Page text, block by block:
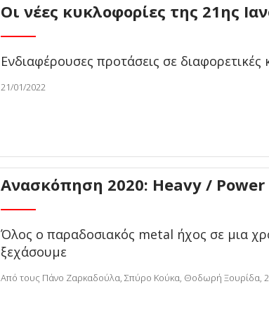
Οι νέες κυκλοφορίες της 21ης
Ενδιαφέρουσες προτάσεις σε διαφορετικές
21/01/2022
Ανασκόπηση 2020: Heavy /
Όλος ο παραδοσιακός metal ήχος σε μια
ξεχάσουμε
Από τους Πάνο Ζαρκαδούλα, Σπύρο Κούκα, Θοδωρή Ξουρίδα,